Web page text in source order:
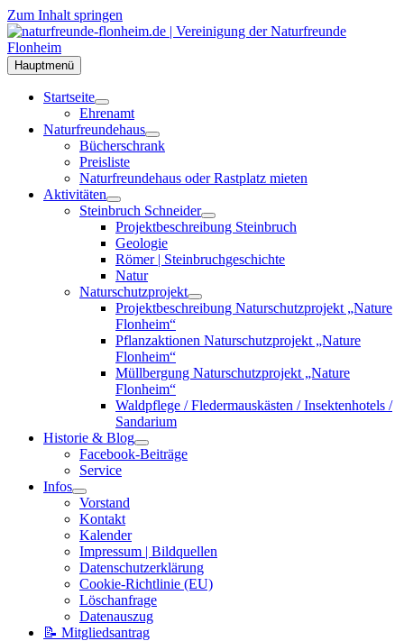
Zum Inhalt springen
Hauptmenü
Startseite
Ehrenamt
Naturfreundehaus
Bücherschrank
Preisliste
Naturfreundehaus oder Rastplatz mieten
Aktivitäten
Steinbruch Schneider
Projektbeschreibung Steinbruch
Geologie
Römer | Steinbruchgeschichte
Natur
Naturschutzprojekt
Projektbeschreibung Naturschutzprojekt „Nature
Flonheim“
Pflanzaktionen Naturschutzprojekt „Nature
Flonheim“
Müllbergung Naturschutzprojekt „Nature
Flonheim“
Waldpflege / Fledermauskästen / Insektenhotels /
Sandarium
Historie & Blog
Facebook-Beiträge
Service
Infos
Vorstand
Kontakt
Kalender
Impressum | Bildquellen
Datenschutzerklärung
Cookie-Richtlinie (EU)
Löschanfrage
Datenauszug
📝 Mitgliedsantrag